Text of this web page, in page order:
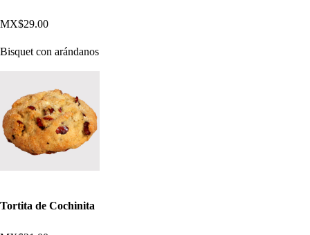
MX$29.00
Bisquet con arándanos
Tortita de Cochinita